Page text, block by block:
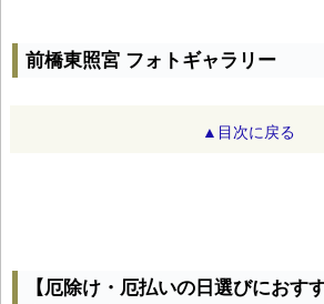
前橋東照宮 フォトギャラリー
▲目次に戻る
【厄除け・厄払いの日選びにおすす